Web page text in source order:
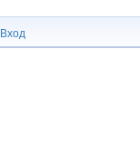
Вход